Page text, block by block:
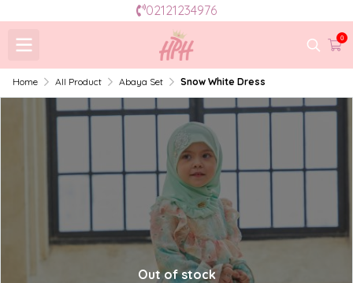
02121234976
0
Home All Product Abaya Set Snow White Dress
Out of stock